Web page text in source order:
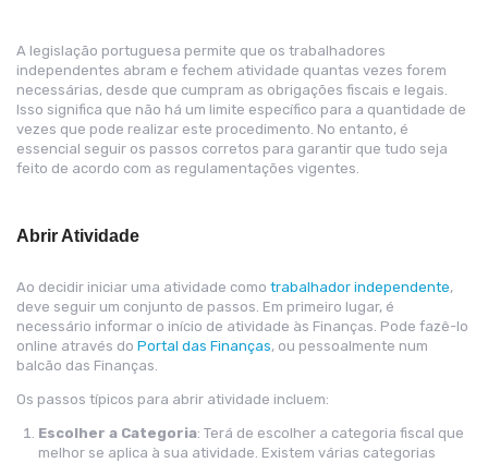
A legislação portuguesa permite que os trabalhadores
independentes abram e fechem atividade quantas vezes forem
necessárias, desde que cumpram as obrigações fiscais e legais.
Isso significa que não há um limite específico para a quantidade de
vezes que pode realizar este procedimento. No entanto, é
essencial seguir os passos corretos para garantir que tudo seja
feito de acordo com as regulamentações vigentes.
Abrir Atividade
Ao decidir iniciar uma atividade como trabalhador independente,
deve seguir um conjunto de passos. Em primeiro lugar, é
necessário informar o início de atividade às Finanças. Pode fazê-lo
online através do Portal das Finanças, ou pessoalmente num
balcão das Finanças.
Os passos típicos para abrir atividade incluem:
Escolher a Categoria: Terá de escolher a categoria fiscal que
melhor se aplica à sua atividade. Existem várias categorias